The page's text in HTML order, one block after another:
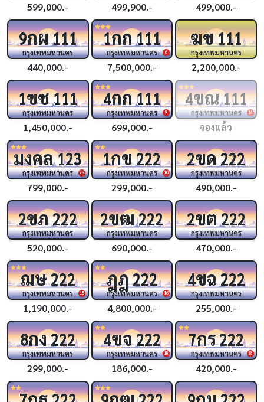
599,000.- 499,900.- 499,000.-
9กผ111
กรุงเทพมหานคร
440,000.-
6
1กก111
กรุงเทพมหานคร
7,500,000.-
ฆข111
กรุงเทพมหานคร
2,200,000.-
1ขช111
กรุงเทพมหานคร
1,450,000.-
9
4กก111
กรุงเทพมหานคร
699,000.-
14
4ขณ111
กรุงเทพมหานคร
จองแล้ว
23
มงคล123
กรุงเทพมหานคร
799,000.-
10
1กข222
กรุงเทพมหานคร
299,000.-
2ขด222
กรุงเทพมหานคร
490,000.-
2ขภ222
กรุงเทพมหานคร
520,000.-
2ขฒ222
กรุงเทพมหานคร
690,000.-
2ขต222
กรุงเทพมหานคร
470,000.-
15
ฌษ222
กรุงเทพมหานคร
1,190,000.-
16
ฎฎ222
กรุงเทพมหานคร
4,800,000.-
4ขฉ222
กรุงเทพมหานคร
255,000.-
8กง222
กรุงเทพมหานคร
299,000.-
18
4ขจ222
กรุงเทพมหานคร
186,000.-
18
7กร222
กรุงเทพมหานคร
420,000.-